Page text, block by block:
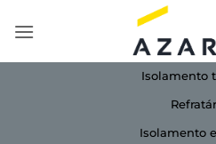
Isolamento
Isolamento